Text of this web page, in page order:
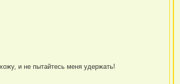
и не пытайтесь меня удержать!